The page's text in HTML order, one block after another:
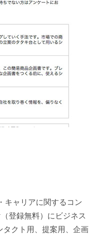
キャリアに関するコン
登録無料）にビジネス
タクト用、提案用、企画